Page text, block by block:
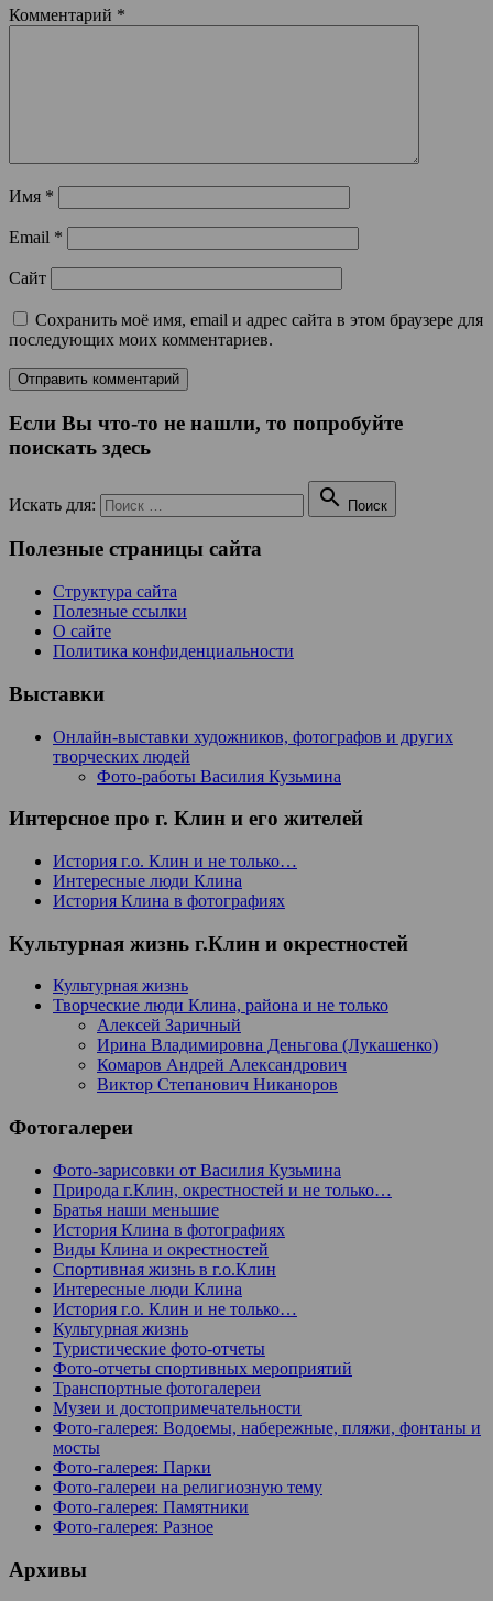
Комментарий *
Имя *
Email *
Сайт
Сохранить моё имя, email и адрес сайта в этом браузере для
последующих моих комментариев.
Если Вы что-то не нашли, то попробуйте
поискать здесь
Искать для:  Поиск
Полезные страницы сайта
Структура сайта
Полезные ссылки
О сайте
Политика конфиденциальности
Выставки
Онлайн-выставки художников, фотографов и других
творческих людей
Фото-работы Василия Кузьмина
Интерсное про г. Клин и его жителей
История г.о. Клин и не только…
Интересные люди Клина
История Клина в фотографиях
Культурная жизнь г.Клин и окрестностей
Культурная жизнь
Творческие люди Клина, района и не только
Алексей Заричный
Ирина Владимировна Деньгова (Лукашенко)
Комаров Андрей Александрович
Виктор Степанович Никаноров
Фотогалереи
Фото-зарисовки от Василия Кузьмина
Природа г.Клин, окрестностей и не только…
Братья наши меньшие
История Клина в фотографиях
Виды Клина и окрестностей
Спортивная жизнь в г.о.Клин
Интересные люди Клина
История г.о. Клин и не только…
Культурная жизнь
Туристические фото-отчеты
Фото-отчеты спортивных мероприятий
Транспортные фотогалереи
Музеи и достопримечательности
Фото-галерея: Водоемы, набережные, пляжи, фонтаны и
мосты
Фото-галерея: Парки
Фото-галереи на религиозную тему
Фото-галерея: Памятники
Фото-галерея: Разное
Архивы